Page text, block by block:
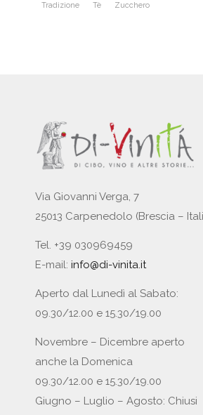
Tradizione Tè Zucchero
Via Giovanni Verga, 7
25013 Carpenedolo (Brescia –
Tel. +39 030969459
E-mail: info@di-vinita.it
Aperto dal Lunedì al Sabato:
09.30/12.00 e 15.30/19.00
Novembre – Dicembre aperto
anche la Domenica
09.30/12.00 e 15.30/19.00
Giugno – Luglio – Agosto: Chiusi